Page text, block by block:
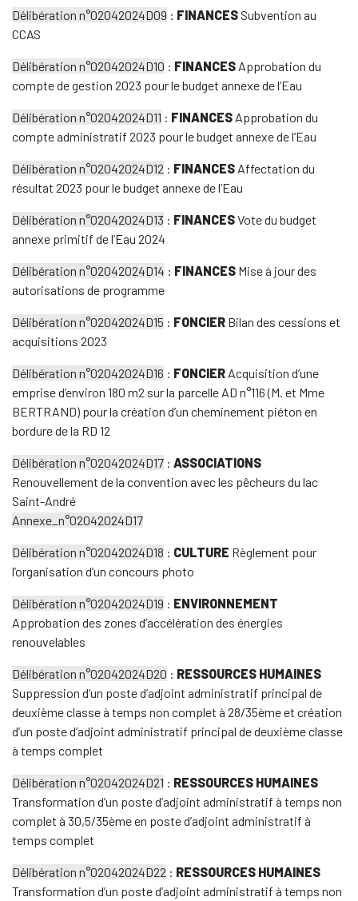
Délibération n°02042024D09 : FINANCES Subvention au
CCAS
Délibération n°02042024D10 : FINANCES Approbation du
compte de gestion 2023 pour le budget annexe de l’Eau
Délibération n°02042024D11 : FINANCES Approbation du
compte administratif 2023 pour le budget annexe de l’Eau
Délibération n°02042024D12 : FINANCES Affectation du
résultat 2023 pour le budget annexe de l’Eau
Délibération n°02042024D13 : FINANCESVote du budget
annexe primitif de l’Eau 2024
Délibération n°02042024D14 : FINANCES Mise à jour des
autorisations de programme
Délibération n°02042024D15 : FONCIER Bilan des cessions et
acquisitions 2023
Délibération n°02042024D16 : FONCIER Acquisition d’une
emprise d’environ 180 m2 sur la parcelle AD n°116 (M. et Mme
BERTRAND) pour la création d’un cheminement piéton en
bordure de la RD 12
Délibération n°02042024D17 : ASSOCIATIONS
Renouvellement de la convention avec les pêcheurs du lac
Saint-André
Annexe_n°02042024D17
Délibération n°02042024D18 : CULTURE Règlement pour
l’organisation d’un concours photo
Délibération n°02042024D19 : ENVIRONNEMENT
Approbation des zones d’accélération des énergies
renouvelables
Délibération n°02042024D20 : RESSOURCES HUMAINES
Suppression d’un poste d’adjoint administratif principal de
deuxième classe à temps non complet à 28/35ème et création
d’un poste d’adjoint administratif principal de deuxième classe
à temps complet
Délibération n°02042024D21 : RESSOURCES HUMAINES
Transformation d’un poste d’adjoint administratif à temps non
complet à 30,5/35ème en poste d’adjoint administratif à
temps complet
Délibération n°02042024D22 : RESSOURCES HUMAINES
Transformation d’un poste d’adjoint administratif à temps non